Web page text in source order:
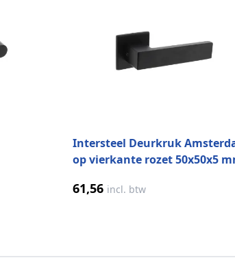
Intersteel Deurkruk
op vierkante rozet 50x50x5
61,56 incl. btw